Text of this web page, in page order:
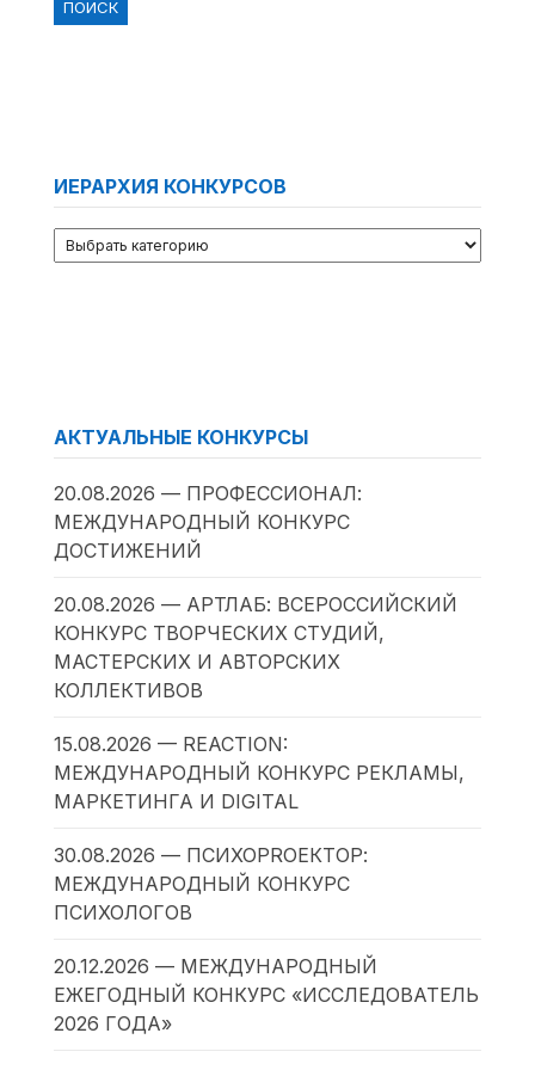
ИЕРАРХИЯ КОНКУРСОВ
АКТУАЛЬНЫЕ КОНКУРСЫ
20.08.2026 — ПРОФЕССИОНАЛ:
МЕЖДУНАРОДНЫЙ КОНКУРС
ДОСТИЖЕНИЙ
20.08.2026 — АРТЛАБ: ВСЕРОССИЙСКИЙ
КОНКУРС ТВОРЧЕСКИХ СТУДИЙ,
МАСТЕРСКИХ И АВТОРСКИХ
КОЛЛЕКТИВОВ
15.08.2026 — REACTION:
МЕЖДУНАРОДНЫЙ КОНКУРС РЕКЛАМЫ,
МАРКЕТИНГА И DIGITAL
30.08.2026 — ПСИХОPROЕКТОР:
МЕЖДУНАРОДНЫЙ КОНКУРС
ПСИХОЛОГОВ
20.12.2026 — МЕЖДУНАРОДНЫЙ
ЕЖЕГОДНЫЙ КОНКУРС «ИССЛЕДОВАТЕЛЬ
2026 ГОДА»